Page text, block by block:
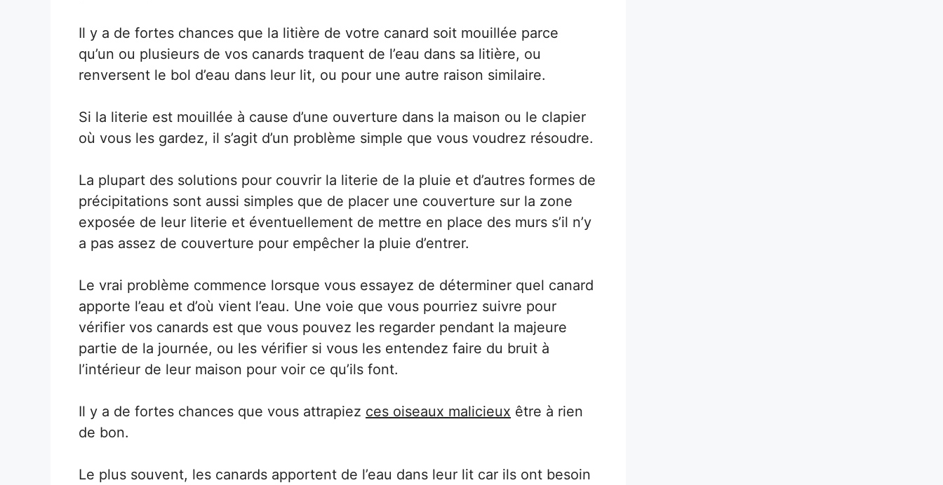
Il y a de fortes chances que la litière de votre canard soit mouillée parce
qu’un ou plusieurs de vos canards traquent de l’eau dans sa litière, ou
renversent le bol d’eau dans leur lit, ou pour une autre raison similaire.
Si la literie est mouillée à cause d’une ouverture dans la maison ou le clapier
où vous les gardez, il s’agit d’un problème simple que vous voudrez résoudre.
La plupart des solutions pour couvrir la literie de la pluie et d’autres formes de
précipitations sont aussi simples que de placer une couverture sur la zone
exposée de leur literie et éventuellement de mettre en place des murs s’il n’y
a pas assez de couverture pour empêcher la pluie d’entrer.
Le vrai problème commence lorsque vous essayez de déterminer quel canard
apporte l’eau et d’où vient l’eau. Une voie que vous pourriez suivre pour
vérifier vos canards est que vous pouvez les regarder pendant la majeure
partie de la journée, ou les vérifier si vous les entendez faire du bruit à
l’intérieur de leur maison pour voir ce qu’ils font.
Il y a de fortes chances que vous attrapiez ces oiseaux malicieux être à rien
de bon.
Le plus souvent, les canards apportent de l’eau dans leur lit car ils ont besoin